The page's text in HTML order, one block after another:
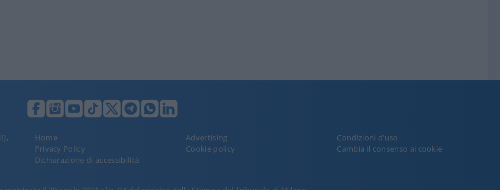
Home Advertising
Condizioni d’uso
Privacy Policy
Cookie policy
Cambia il consenso ai cookie
Dichiarazione di accessibilità